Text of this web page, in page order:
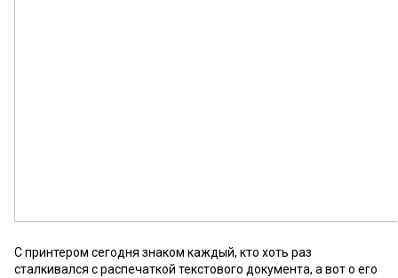
С принтером сегодня знаком каждый, кто хоть раз
сталкивался с распечаткой текстового документа, а вот о его